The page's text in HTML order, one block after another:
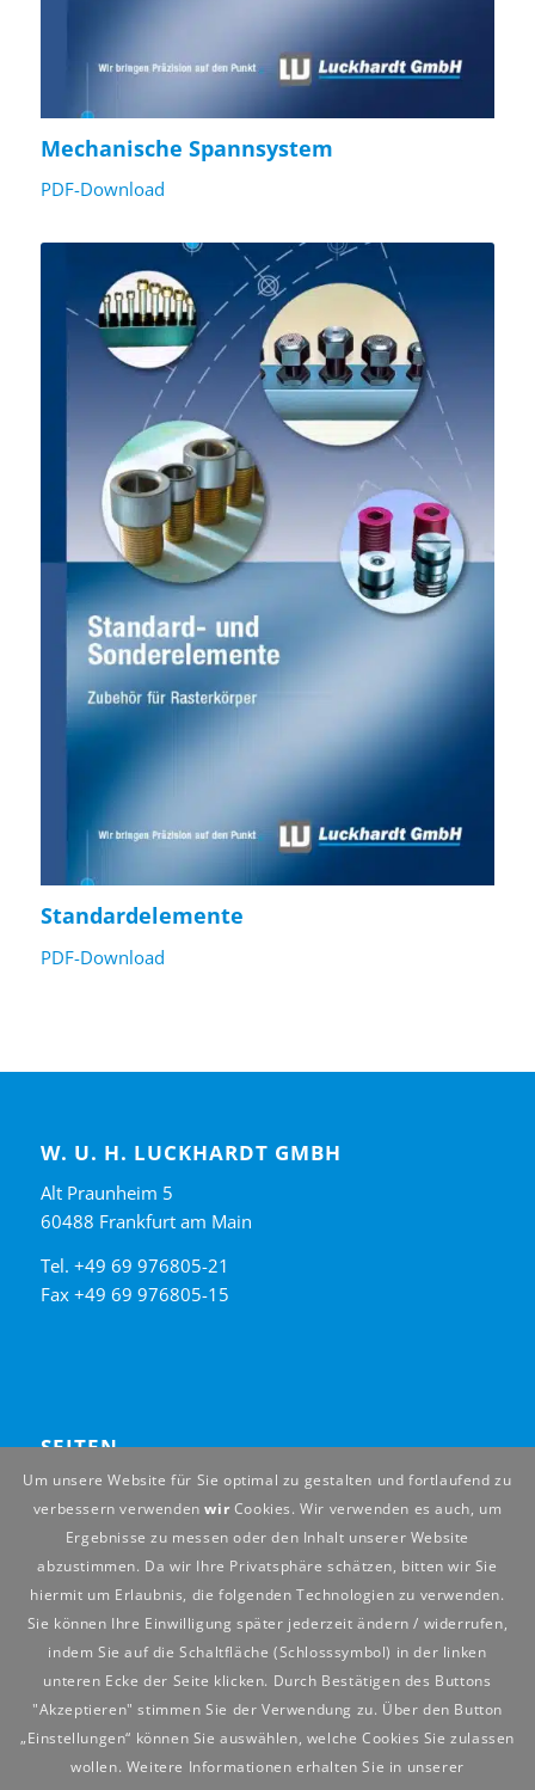
Mechanische Spannsystem
PDF-Download
Standardelemente
PDF-Download
W. U. H. LUCKHARDT GMBH
Alt Praunheim 5
60488 Frankfurt am Main
Tel. +49 69 976805-21
Fax +49 69 976805-15
SEITEN
Home
Leistungen
Anwendungen
Spanntechnik
Kontakt
Impressum
Datenschutz
Um unsere Website für Sie optimal zu gestalten und fortlaufend zu
verbessern verwendenwir Cookies. Wir verwenden es auch, um
Ergebnisse zu messen oder den Inhalt unserer Website
abzustimmen. Da wir Ihre Privatsphäre schätzen, bitten wir Sie
hiermit um Erlaubnis, die folgenden Technologien zu verwenden.
Sie können Ihre Einwilligung später jederzeit ändern / widerrufen,
indem Sie auf die Schaltfläche (Schlosssymbol) in der linken
unteren Ecke der Seite klicken. Durch Bestätigen des Buttons
"Akzeptieren" stimmen Sie der Verwendung zu. Über den Button
„Einstellungen“ können Sie auswählen, welche Cookies Sie zulassen
wollen. Weitere Informationen erhalten Sie in unserer